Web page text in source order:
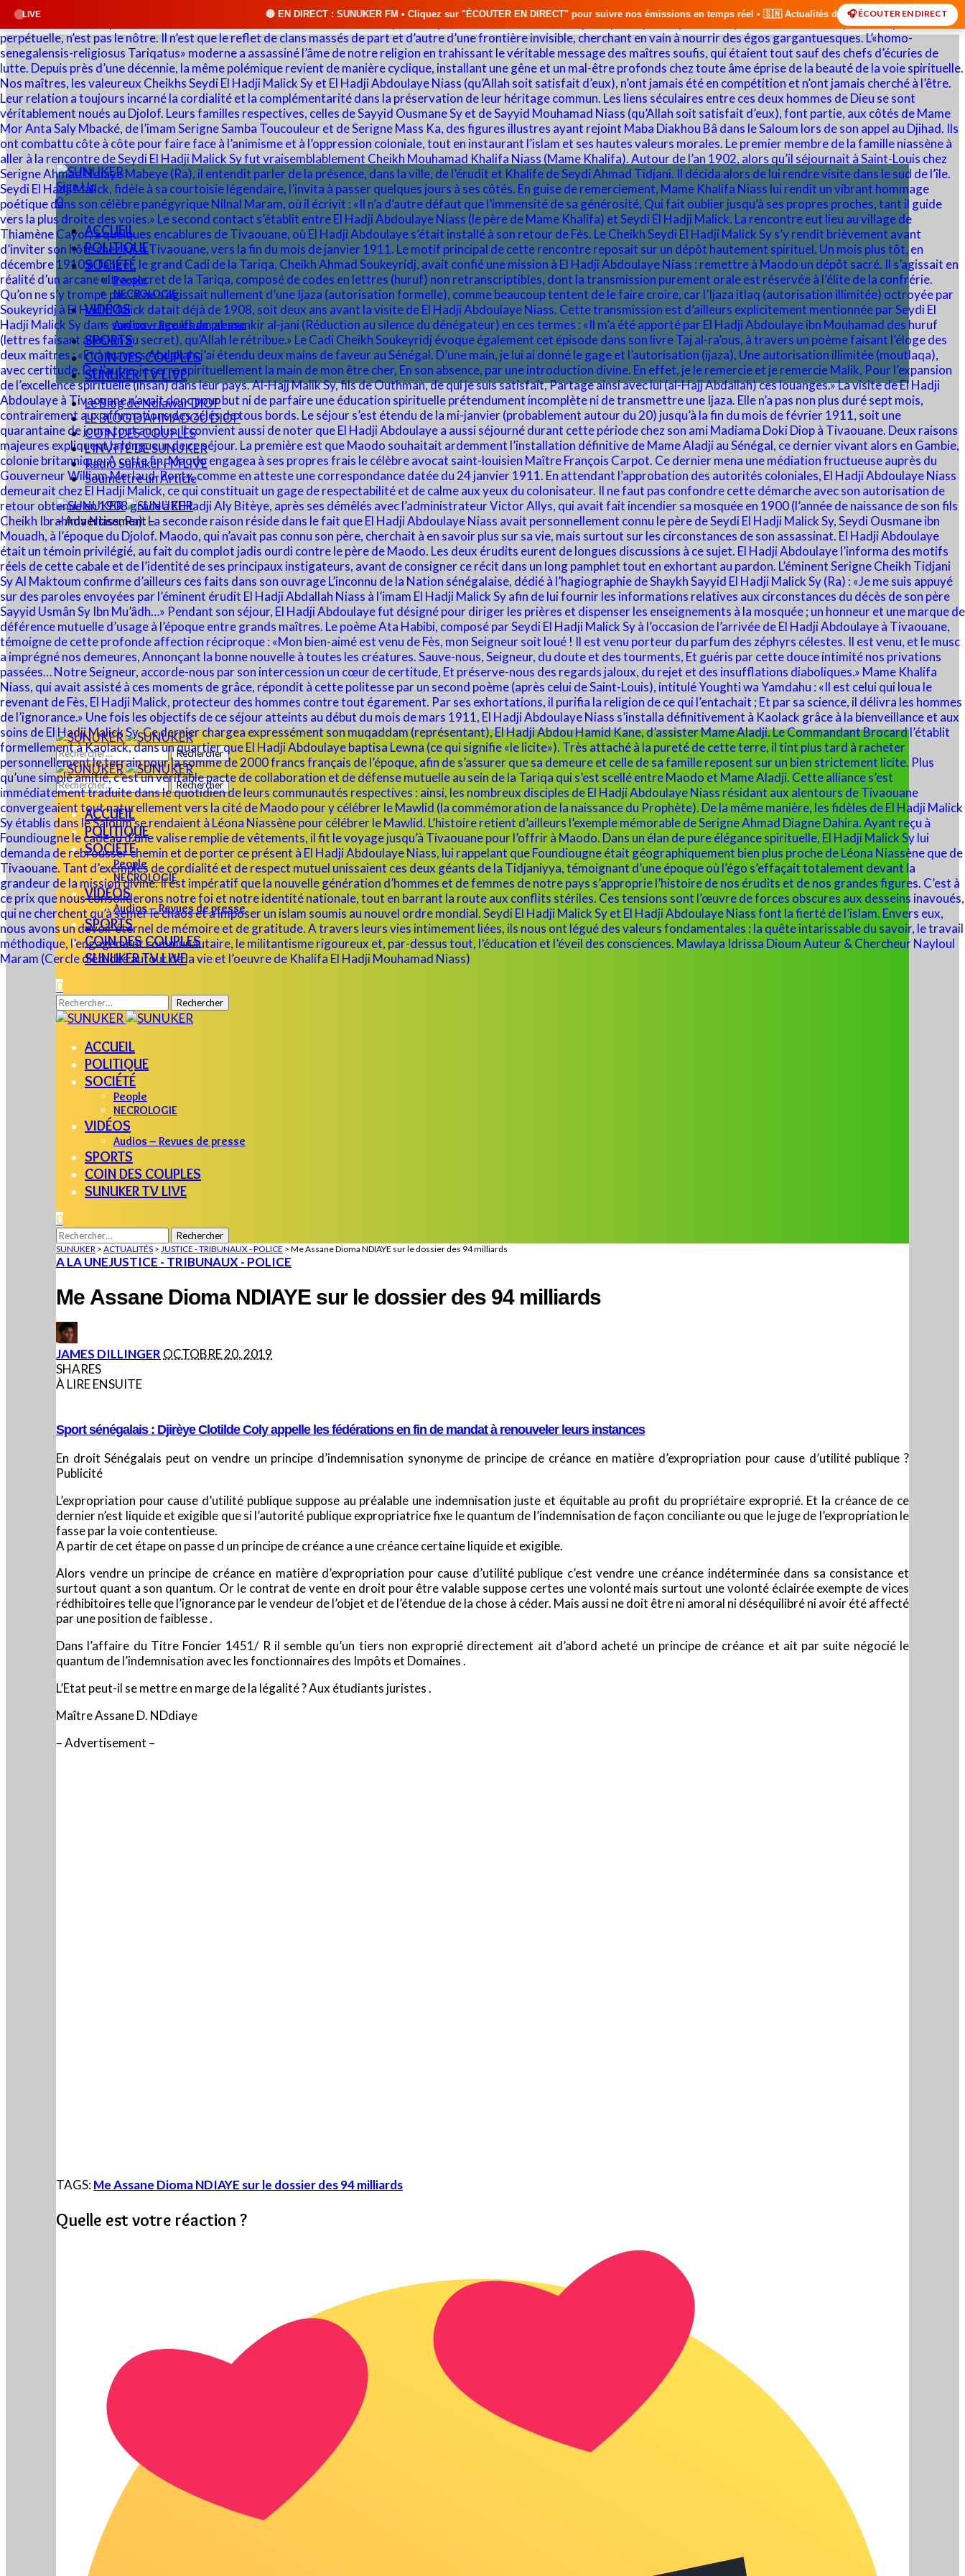
LIVE 🔴 EN DIRECT : SUNUKER FM • Cliquez sur "ÉCOUTER EN DIRECT" pour suivre nos émissions en temps réel • 🇸🇳 Actualités du Sénégal • 🌍 Actualités Internationales • 🎙️
🎧 ÉCOUTER EN DIRECT
Sign Up
0
ACCUEIL
POLITIQUE
SOCIÉTÉ
People
NECROLOGIE
VIDÉOS
Audios – Revues de presse
SPORTS
COIN DES COUPLES
SUNUKER TV LIVE
Le Blog de Ndiawar DIOP
LE BLOG D’AHMADOU DIOP
COIN DES COUPLES
L’INVITÉ DE SUNUKER
Radio Sunuker FM LIVE
Soumettre un Article
– Advertisement –
Rechercher :
Rechercher :
ACCUEIL
POLITIQUE
SOCIÉTÉ
People
NECROLOGIE
VIDÉOS
Audios – Revues de presse
SPORTS
COIN DES COUPLES
SUNUKER TV LIVE
0
Rechercher :
ACCUEIL
POLITIQUE
SOCIÉTÉ
People
NECROLOGIE
VIDÉOS
Audios – Revues de presse
SPORTS
COIN DES COUPLES
SUNUKER TV LIVE
0
Rechercher :
SUNUKER > ACTUALITÉS > JUSTICE - TRIBUNAUX - POLICE > Me Assane Dioma NDIAYE sur le dossier des 94 milliards
A LA UNEJUSTICE - TRIBUNAUX - POLICE
Me Assane Dioma NDIAYE sur le dossier des 94 milliards
POSTED
BY
JAMES DILLINGER OCTOBRE 20, 2019
SHARES
À LIRE ENSUITE
Sport sénégalais : Djirèye Clotilde Coly appelle les fédérations en fin de mandat à renouveler leurs instances
En droit Sénégalais peut on vendre un principe d’indemnisation synonyme de principe de créance en matière d’expropriation pour cause d’utilité publique ?
Publicité
L’expropriation pour cause d’utilité publique suppose au préalable une indemnisation juste et équitable au profit du propriétaire exproprié. Et la créance de ce
dernier n’est liquide et exigible que si l’autorité publique expropriatrice fixe le quantum de l’indemnisation de façon conciliante ou que le juge de l’expropriation le
fasse par la voie contentieuse.
A partir de cet étape on passe d un principe de créance a une créance certaine liquide et exigible.
Alors vendre un principe de créance en matière d’expropriation pour cause d’utilité publique c’est vendre une créance indéterminée dans sa consistance et
surtout quant a son quantum. Or le contrat de vente en droit pour être valable suppose certes une volonté mais surtout une volonté éclairée exempte de vices
rédhibitoires telle que l’ignorance par le vendeur de l’objet et de l’étendue de la chose à céder. Mais aussi ne doit être ni amoral ni déséquilibré ni avoir été affecté
par une position de faiblesse .
Dans l’affaire du Titre Foncier 1451/ R il semble qu’un tiers non exproprié directement ait d’abord acheté un principe de créance et ait par suite négocié le
quantum de l’indemnisation avec les fonctionnaires des Impôts et Domaines .
L’Etat peut-il se mettre en marge de la légalité ? Aux étudiants juristes .
Maître Assane D. NDdiaye
– Advertisement –
TAGS:Me Assane Dioma NDIAYE sur le dossier des 94 milliards
Quelle est votre réaction ?